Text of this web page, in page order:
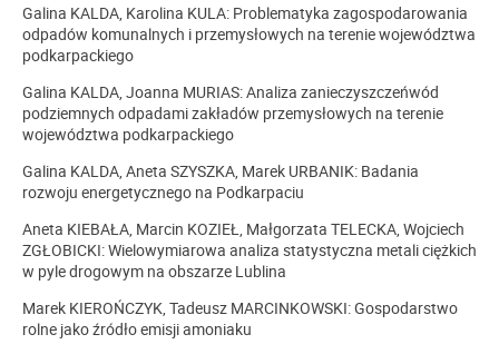
Galina KALDA, Karolina KULA: Problematyka zagospodarowania
odpadów komunalnych i przemysłowych na terenie województwa
podkarpackiego
Galina KALDA, Joanna MURIAS: Analiza zanieczyszczeńwód
podziemnych odpadami zakładów przemysłowych na terenie
województwa podkarpackiego
Galina KALDA, Aneta SZYSZKA, Marek URBANIK: Badania
rozwoju energetycznego na Podkarpaciu
Aneta KIEBAŁA, Marcin KOZIEŁ, Małgorzata TELECKA, Wojciech
ZGŁOBICKI: Wielowymiarowa analiza statystyczna metali ciężkich
w pyle drogowym na obszarze Lublina
Marek KIEROŃCZYK, Tadeusz MARCINKOWSKI: Gospodarstwo
rolne jako źródło emisji amoniaku